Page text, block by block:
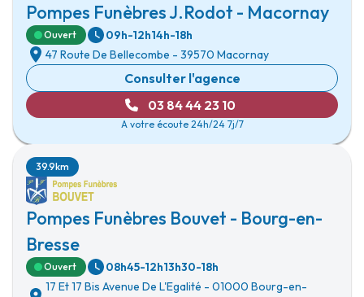
Pompes Funèbres J.Rodot - Macornay
Ouvert 09h-12h14h-18h
47 Route De Bellecombe - 39570 Macornay
Consulter l'agence
03 84 44 23 10
A votre écoute 24h/24 7j/7
Pompes Funèbres Bouvet - Bourg-en-
Bresse
39.9km
Ouvert 08h45-12h13h30-18h
17 Et 17 Bis Avenue De L'Egalité - 01000 Bourg-en-